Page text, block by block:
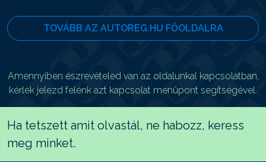
TOVÁBB AZ AUTOREG.HU FŐOLDALRA
Amennyiben észrevételed van az oldalunkal kapcsolatban,
kérlek jelezd felénk azt kapcsolat menüpont segítségével.
Ha tetszett amit olvastál, ne habozz, keress
meg minket.